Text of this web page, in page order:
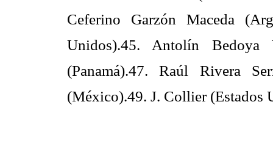
Ceferino Garzón Maceda
Unidos).45. Antolín Bedoya
(Panamá).47. Raúl Rivera
(México).49. J. Collier (Estados